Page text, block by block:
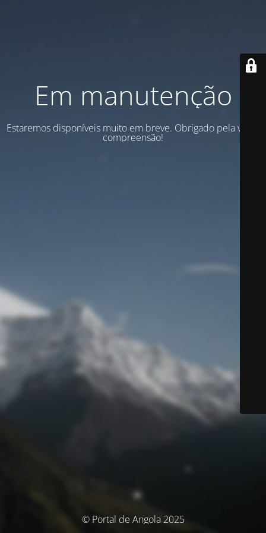
Em manutenção
Estaremos disponíveis muito em breve. Obrigado pela vossa
compreensão!
© Portal de Angola 2025